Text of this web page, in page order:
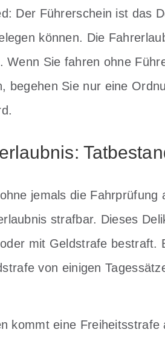
Der Führerschein ist das
können. Die
Wenn Sie fahren ohne
begehen Sie nur eine
jemals die
strafbar. Dieses
mit Geldstrafe bestraft.
von einigen
kommt eine